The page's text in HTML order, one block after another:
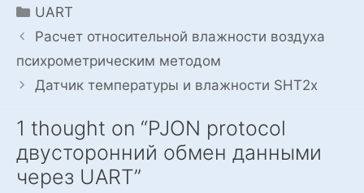
Categories
UART
Расчет относительной влажности воздуха
психрометрическим методом
Датчик температуры и влажности SHT2x
1 thought on “PJON protocol
двусторонний обмен данными
через UART”